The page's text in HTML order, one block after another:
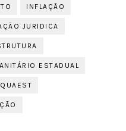
INFLAÇÃO
JURIDICA
ESTADUAL